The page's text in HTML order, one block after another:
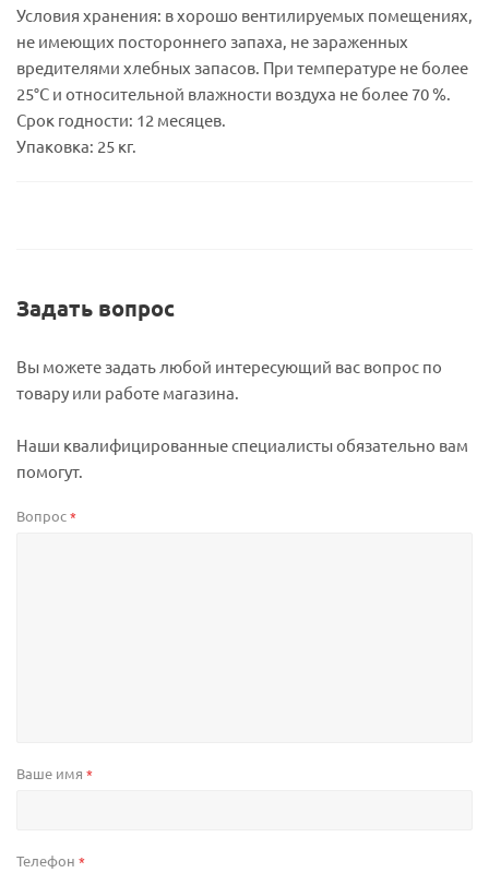
Условия хранения: в хорошо вентилируемых помещениях,
не имеющих постороннего запаха, не зараженных
вредителями хлебных запасов. При температуре не более
25°С и относительной влажности воздуха не более 70 %.
Срок годности: 12 месяцев.
Упаковка: 25 кг.
Задать вопрос
Вы можете задать любой интересующий вас вопрос по
товару или работе магазина.
Наши квалифицированные специалисты обязательно вам
помогут.
Вопрос*
Ваше имя *
Телефон *